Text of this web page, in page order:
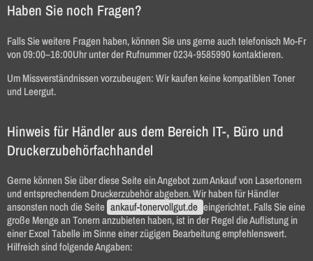
Haben Sie noch Fragen?
Falls Sie weitere Fragen haben, können Sie uns gerne auch telefonisch Mo-Fr
von 09:00–16:00Uhr unter der Rufnummer 0234‑9585990 kontaktieren.
Um Missverständnissen vorzubeugen: Wir kaufen keine kompatiblen Toner
und Leergut.
Hinweis für Händler aus dem Bereich IT-, Büro und
Druckerzubehörfachhandel
Gerne können Sie über diese Seite ein Angebot zum Ankauf von Lasertonern
und entsprechendem Druckerzubehör abgeben. Wir haben für Händler
ansonsten noch die Seite ankauf-tonervollgut.de eingerichtet. Falls Sie eine
große Menge an Tonern anzubieten haben, ist in der Regel die Auflistung in
einer Excel Tabelle im Sinne einer zügigen Bearbeitung empfehlenswert.
Hilfreich sind folgende Angaben: